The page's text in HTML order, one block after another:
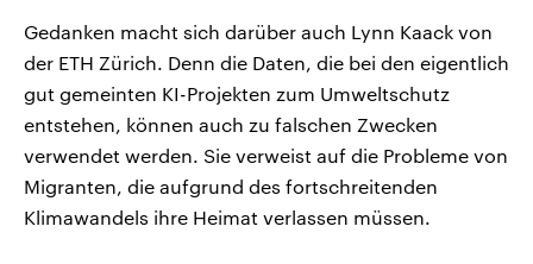
Gedanken macht sich darüber auch Lynn Kaack von
der ETH Zürich. Denn die Daten, die bei den eigentlich
gut gemeinten KI-Projekten zum Umweltschutz
entstehen, können auch zu falschen Zwecken
verwendet werden. Sie verweist auf die Probleme von
Migranten, die aufgrund des fortschreitenden
Klimawandels ihre Heimat verlassen müssen.